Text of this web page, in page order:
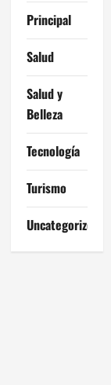
Principal
Salud
Salud y
Belleza
Tecnología
Turismo
Uncategorized